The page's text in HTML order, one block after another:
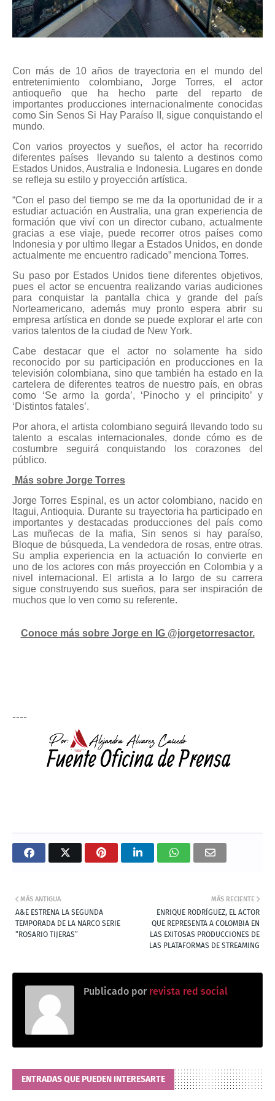
Con más de 10 años de trayectoria en el mundo del
entretenimiento colombiano, Jorge Torres, el actor
antioqueño que ha hecho parte del reparto de
importantes producciones internacionalmente conocidas
como Sin Senos Si Hay Paraíso II, sigue conquistando el
mundo.
Con varios proyectos y sueños, el actor ha recorrido
diferentes países
llevando su talento a destinos como
Estados Unidos, Australia e Indonesia. Lugares en donde
se refleja su estilo y proyección artística.
“Con el paso del tiempo se me da la oportunidad de ir a
estudiar actuación en Australia, una gran experiencia de
formación que viví con un director cubano, actualmente
gracias a ese viaje, puede recorrer otros países como
Indonesia y por ultimo llegar a Estados Unidos, en donde
actualmente me encuentro radicado” menciona Torres.
Su paso por Estados Unidos tiene diferentes objetivos,
pues el actor se encuentra realizando varias audiciones
para conquistar la pantalla chica y grande del país
Norteamericano, además muy pronto espera abrir su
empresa artística en donde se puede explorar el arte con
varios talentos de la ciudad de New York.
Cabe destacar que el actor no solamente ha sido
reconocido por su participación en producciones en la
televisión colombiana, sino que también ha estado en la
cartelera de diferentes teatros de nuestro país, en obras
como ‘Se armo la gorda’, ‘Pinocho y el principito’ y
‘Distintos fatales’.
Por ahora, el artista colombiano seguirá llevando todo su
talento a escalas internacionales, donde cómo es de
costumbre seguirá conquistando los corazones del
público.
Más sobre Jorge Torres
Jorge Torres Espinal, es un actor colombiano, nacido en
Itagui, Antioquia. Durante su trayectoria ha participado en
importantes y destacadas producciones del país como
Las muñecas de la mafia, Sin senos si hay paraíso,
Bloque de búsqueda, La vendedora de rosas, entre otras.
Su amplia experiencia en la actuación lo convierte en
uno de los actores con más proyección en Colombia y a
nivel internacional. El artista a lo largo de su carrera
sigue construyendo sus sueños, para ser inspiración de
muchos que lo ven como su referente.
Conoce más sobre Jorge en IG @jorgetorresactor.
----
MÁS RECIENTE
ENRIQUE RODRÍGUEZ, EL ACTOR
QUE REPRESENTA A COLOMBIA EN
LAS EXITOSAS PRODUCCIONES DE
LAS PLATAFORMAS DE STREAMING
MÁS ANTIGUA
A&E ESTRENA LA SEGUNDA
TEMPORADA DE LA NARCO SERIE
“ROSARIO TIJERAS”
Publicado por revista red social
ENTRADAS QUE PUEDEN INTERESARTE